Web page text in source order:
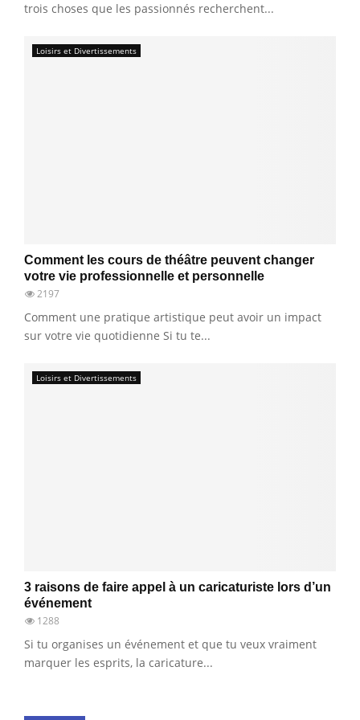
trois choses que les passionnés recherchent...
Loisirs et Divertissements
Comment les cours de théâtre peuvent changer
votre vie professionnelle et personnelle
2197
Comment une pratique artistique peut avoir un impact
sur votre vie quotidienne Si tu te...
Loisirs et Divertissements
3 raisons de faire appel à un caricaturiste lors d’un
événement
1288
Si tu organises un événement et que tu veux vraiment
marquer les esprits, la caricature...